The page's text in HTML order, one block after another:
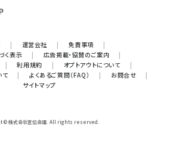
| 運営会社 | 免責事項
|
く表示
| 広告掲載・協賛のご案内
|
| 利用規約 | オプトアウトについて
|
て
| よくあるご質問（FAQ） | お問合せ
|
サイトマップ
© 株式会社宣伝会議. All rights reserved.